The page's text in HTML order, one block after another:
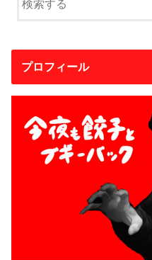
プロフィール